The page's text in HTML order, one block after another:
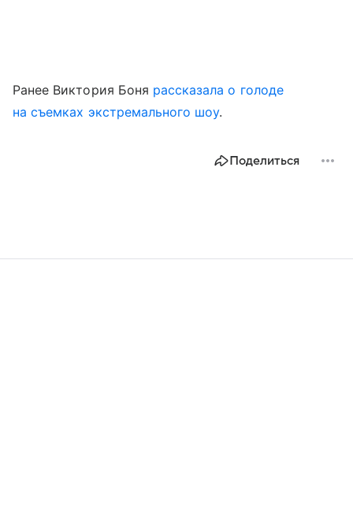
Ранее Виктория Боня рассказала о голоде
на съемках экстремального шоу.
Поделиться